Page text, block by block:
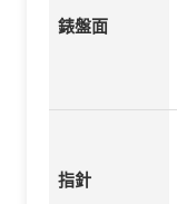
錶盤面
指針